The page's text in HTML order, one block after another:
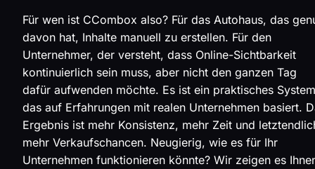
Für wen ist CCombox also? Für das Autohaus, das
davon hat, Inhalte manuell zu erstellen. Für den
Unternehmer, der versteht, dass Online-Sichtbarkeit
kontinuierlich sein muss, aber nicht den ganzen Tag
dafür aufwenden möchte. Es ist ein praktisches
das auf Erfahrungen mit realen Unternehmen basiert.
Ergebnis ist mehr Konsistenz, mehr Zeit und
mehr Verkaufschancen. Neugierig, wie es für Ihr
Unternehmen funktionieren könnte? Wir zeigen es